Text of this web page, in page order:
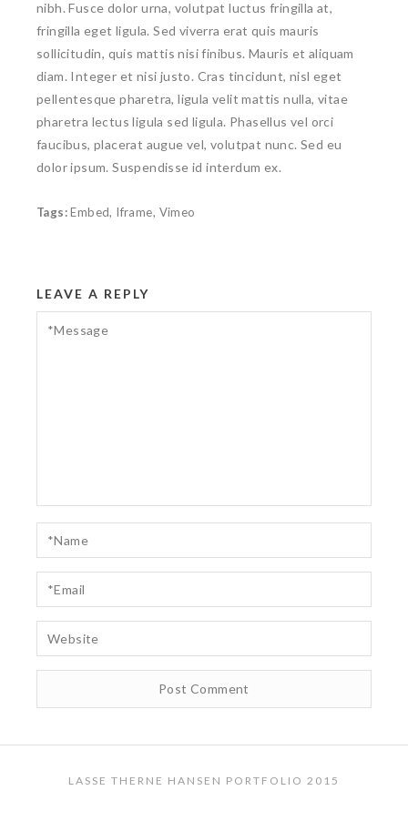
nibh. Fusce dolor urna, volutpat luctus fringilla at,
fringilla eget ligula. Sed viverra erat quis mauris
sollicitudin, quis mattis nisi finibus. Mauris et aliquam
diam. Integer et nisi justo. Cras tincidunt, nisl eget
pellentesque pharetra, ligula velit mattis nulla, vitae
pharetra lectus ligula sed ligula. Phasellus vel orci
faucibus, placerat augue vel, volutpat nunc. Sed eu
dolor ipsum. Suspendisse id interdum ex.
Tags:Embed, Iframe, Vimeo
LEAVE A REPLY
LASSE THERNE HANSEN PORTFOLIO 2015